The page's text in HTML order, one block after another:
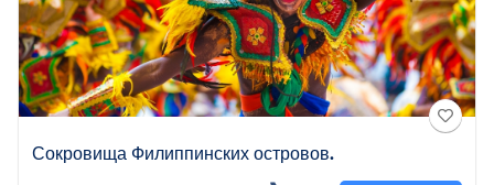
Сокровища Филиппинских островов.